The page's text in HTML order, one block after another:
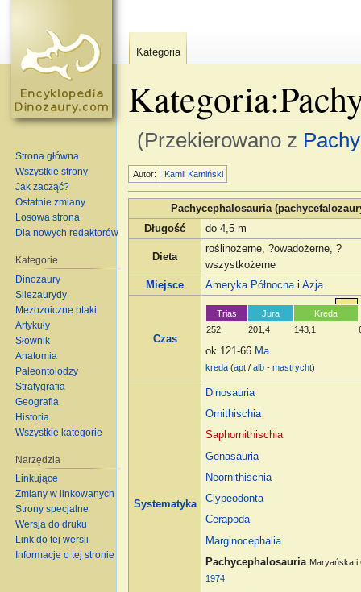
(Przekierowano z
Autor: Kamil Kamiński
Pachycephalosauria
Długość
do 4,5 m
Dieta
roślinożerne, ?owadożerne, ?
wszystkożerne
Miejsce
Ameryka Północna iAzja
Czas
Trias
252
Jura
201,4
Kreda
143,1
ok 121-66 Ma
kreda (apt /alb -mastrycht)
Systematyka
Dinosauria
Ornithischia
Saphornithischia
Genasauria
Neornithischia
Clypeodonta
Cerapoda
Marginocephalia
Pachycephalosauria Maryańska i
1974
Kategoria
Strona główna
Wszystkie strony
Jak zacząć?
Ostatnie zmiany
Losowa strona
Dla nowych redaktorów
Kategorie
Dinozaury
Silezaurydy
Mezozoiczne ptaki
Artykuły
Słownik
Anatomia
Paleontolodzy
Stratygrafia
Geografia
Historia
Wszystkie kategorie
Narzędzia
Linkujące
Zmiany w linkowanych
Strony specjalne
Wersja do druku
Link do tej wersji
Informacje o tej stronie